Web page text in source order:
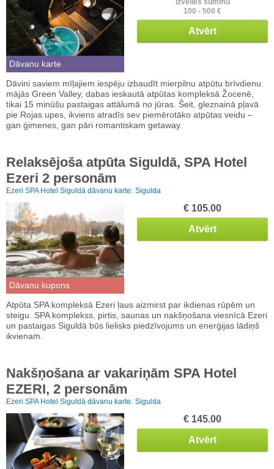
Dāvanu karte
100 - 500 €
Atvērt
Dāvini saviem mīļajiem iespēju izbaudīt mierpilnu atpūtu brīvdienu
mājās Green Valley, dabas ieskautā atpūtas kompleksā Žocenē,
tikai 15 minūšu pastaigas attālumā no jūras. Šeit, gleznainā pļavā
pie Rojas upes, ikviens atradīs sev piemērotāko atpūtas veidu –
gan ģimenes, gan pāri romantiskam getaway.
Relaksējoša atpūta Siguldā, SPA Hotel
Ezeri 2 personām
Ezeri SPA Hotel Siguldā dāvanu karte: Sigulda
Dāvanu kupons
€ 105.00
Atvērt
Atpūta SPA kompleksā Ezeri ļaus aizmirst par ikdienas rūpēm un
steigu. SPA komplekss, pirtis, saunas un nakšņošana viesnīcā Ezeri
un pastaigas Siguldā būs lielisks piedzīvojums un enerģijas lādiņš
ikvienam.
Nakšņošana ar vakariņām SPA Hotel
EZERI, 2 personām
Ezeri SPA Hotel Siguldā dāvanu karte: Sigulda
€ 145.00
Atvērt